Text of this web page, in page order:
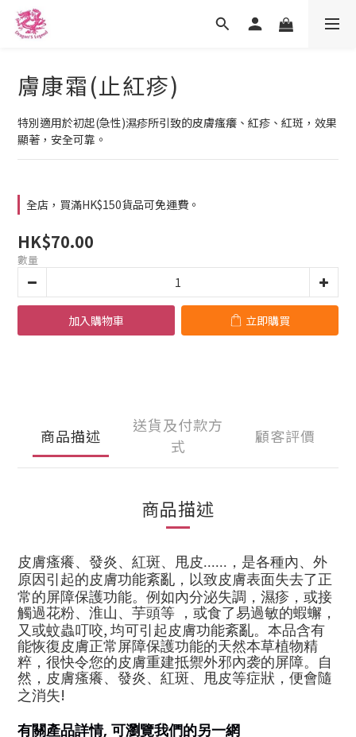
膚康霜(止紅疹)
特別適用於初起(急性)濕疹所引致的皮膚瘙癢、紅疹、紅斑，效果
顯著，安全可靠。
全店，買滿HK$150貨品可免運費。
HK$70.00
數量
加入購物車 立即購買
商品描述
送貨及付款方
式
顧客評價
商品描述
皮膚瘙癢、發炎、紅斑、甩皮......，是各種內、外
原因引起的皮膚功能紊亂，以致皮膚表面失去了正
常的屏障保護功能。例如內分泌失調，濕疹， 或接
觸過花粉、淮山、芋頭等 ，或食了易過敏的蝦蠏，
又或蚊蟲叮咬, 均可引起皮膚功能紊亂。本品含有
能恢復皮膚正常屏障保護功能的天然本草植物精
粹 ， 很快令您的皮膚重建抵禦外邪內袭的屏障。自
然， 皮膚瘙癢、發炎、紅斑、甩皮等症狀，便會隨
之消失!
有關產品詳情, 可瀏覽我們的另一網